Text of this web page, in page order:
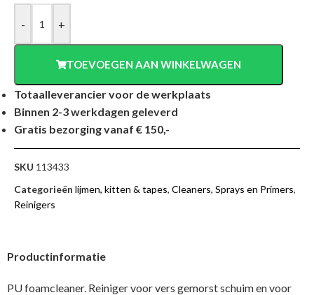
- +
TOEVOEGEN AAN WINKELWAGEN
Totaalleverancier voor de werkplaats
Binnen 2-3 werkdagen geleverd
Gratis bezorging vanaf € 150,-
SKU 113433
Categorieën lijmen, kitten & tapes, Cleaners, Sprays en Primers,
Reinigers
Productinformatie
PU foamcleaner. Reiniger voor vers gemorst schuim en voor